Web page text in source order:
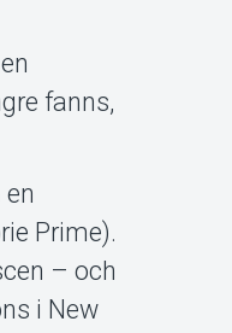
fanns,
Prime).
– och
i New